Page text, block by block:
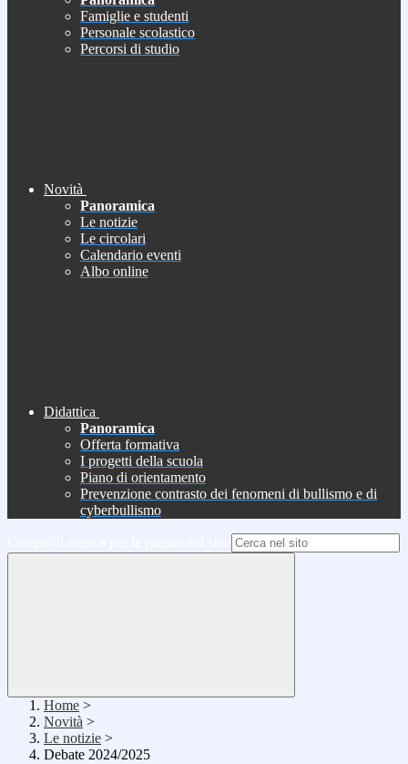
Famiglie e studenti
Personale scolastico
Percorsi di studio
Novità
Panoramica
Le notizie
Le circolari
Calendario eventi
Albo online
Didattica
Panoramica
Offerta formativa
I progetti della scuola
Piano di orientamento
Prevenzione contrasto dei fenomeni di bullismo e di
cyberbullismo
Home >
Novità >
Le notizie >
Debate 2024/2025